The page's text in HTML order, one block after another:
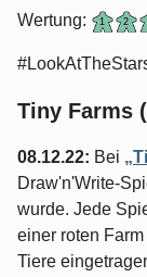
Wertung:
Tiny Farms
08.12.22: Bei
Draw'n'Write-
wurde. Jede
einer roten
Tiere